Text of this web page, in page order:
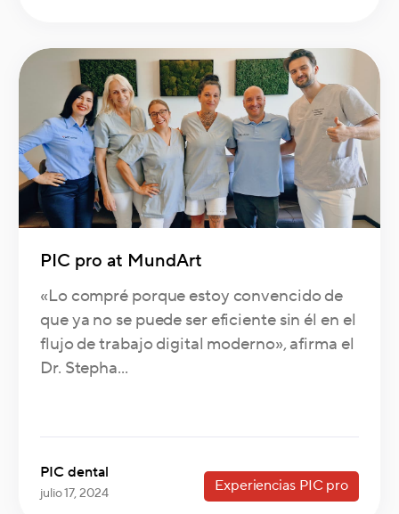
PIC pro at MundArt
«Lo compré porque estoy convencido de
que ya no se puede ser eficiente sin él en el
flujo de trabajo digital moderno», afirma el
Dr. Stepha...
PIC dental
julio 17, 2024 Experiencias PIC pro